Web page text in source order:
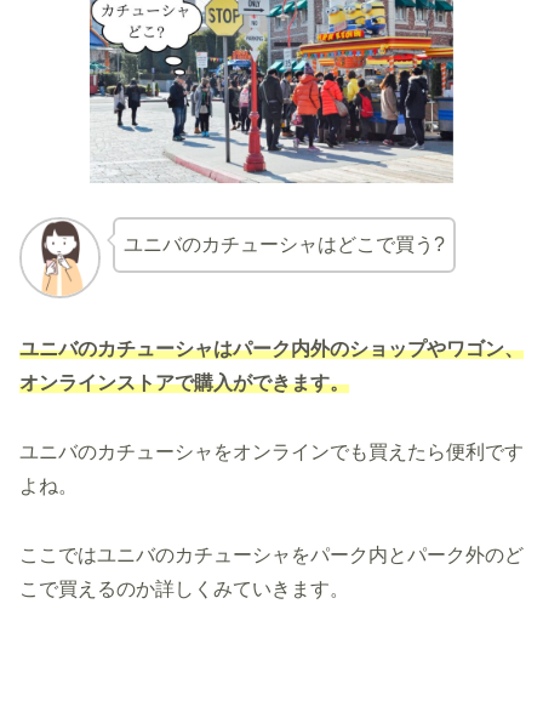
ユニバのカチューシャはどこで買う?
ユニバのカチューシャはパーク内外のショップやワゴン、
オンラインストアで購入ができます。
ユニバのカチューシャをオンラインでも買えたら便利です
よね。
ここではユニバのカチューシャをパーク内とパーク外のど
こで買えるのか詳しくみていきます。